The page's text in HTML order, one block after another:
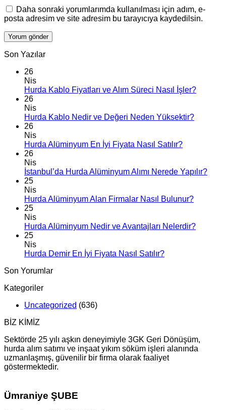
Daha sonraki yorumlarımda kullanılması için adım, e-
posta adresim ve site adresim bu tarayıcıya kaydedilsin.
Son Yazılar
26
Nis
Hurda Kablo Fiyatları ve Alım Süreci Nasıl İşler?
26
Nis
Hurda Kablo Nedir ve Değeri Neden Yüksektir?
26
Nis
Hurda Alüminyum En İyi Fiyata Nasıl Satılır?
26
Nis
İstanbul’da Hurda Alüminyum Alımı Nerede Yapılır?
25
Nis
Hurda Alüminyum Alan Firmalar Nasıl Bulunur?
25
Nis
Hurda Alüminyum Nedir ve Avantajları Nelerdir?
25
Nis
Hurda Demir En İyi Fiyata Nasıl Satılır?
Son Yorumlar
Kategoriler
Uncategorized (636)
BİZ KİMİZ
Sektörde 25 yılı aşkın deneyimiyle 3GK Geri Dönüşüm,
hurda alım satımı ve inşaat yıkım söküm işleri alanında
uzmanlaşmış, güvenilir bir firma olarak faaliyet
göstermektedir.
Ümraniye ŞUBE